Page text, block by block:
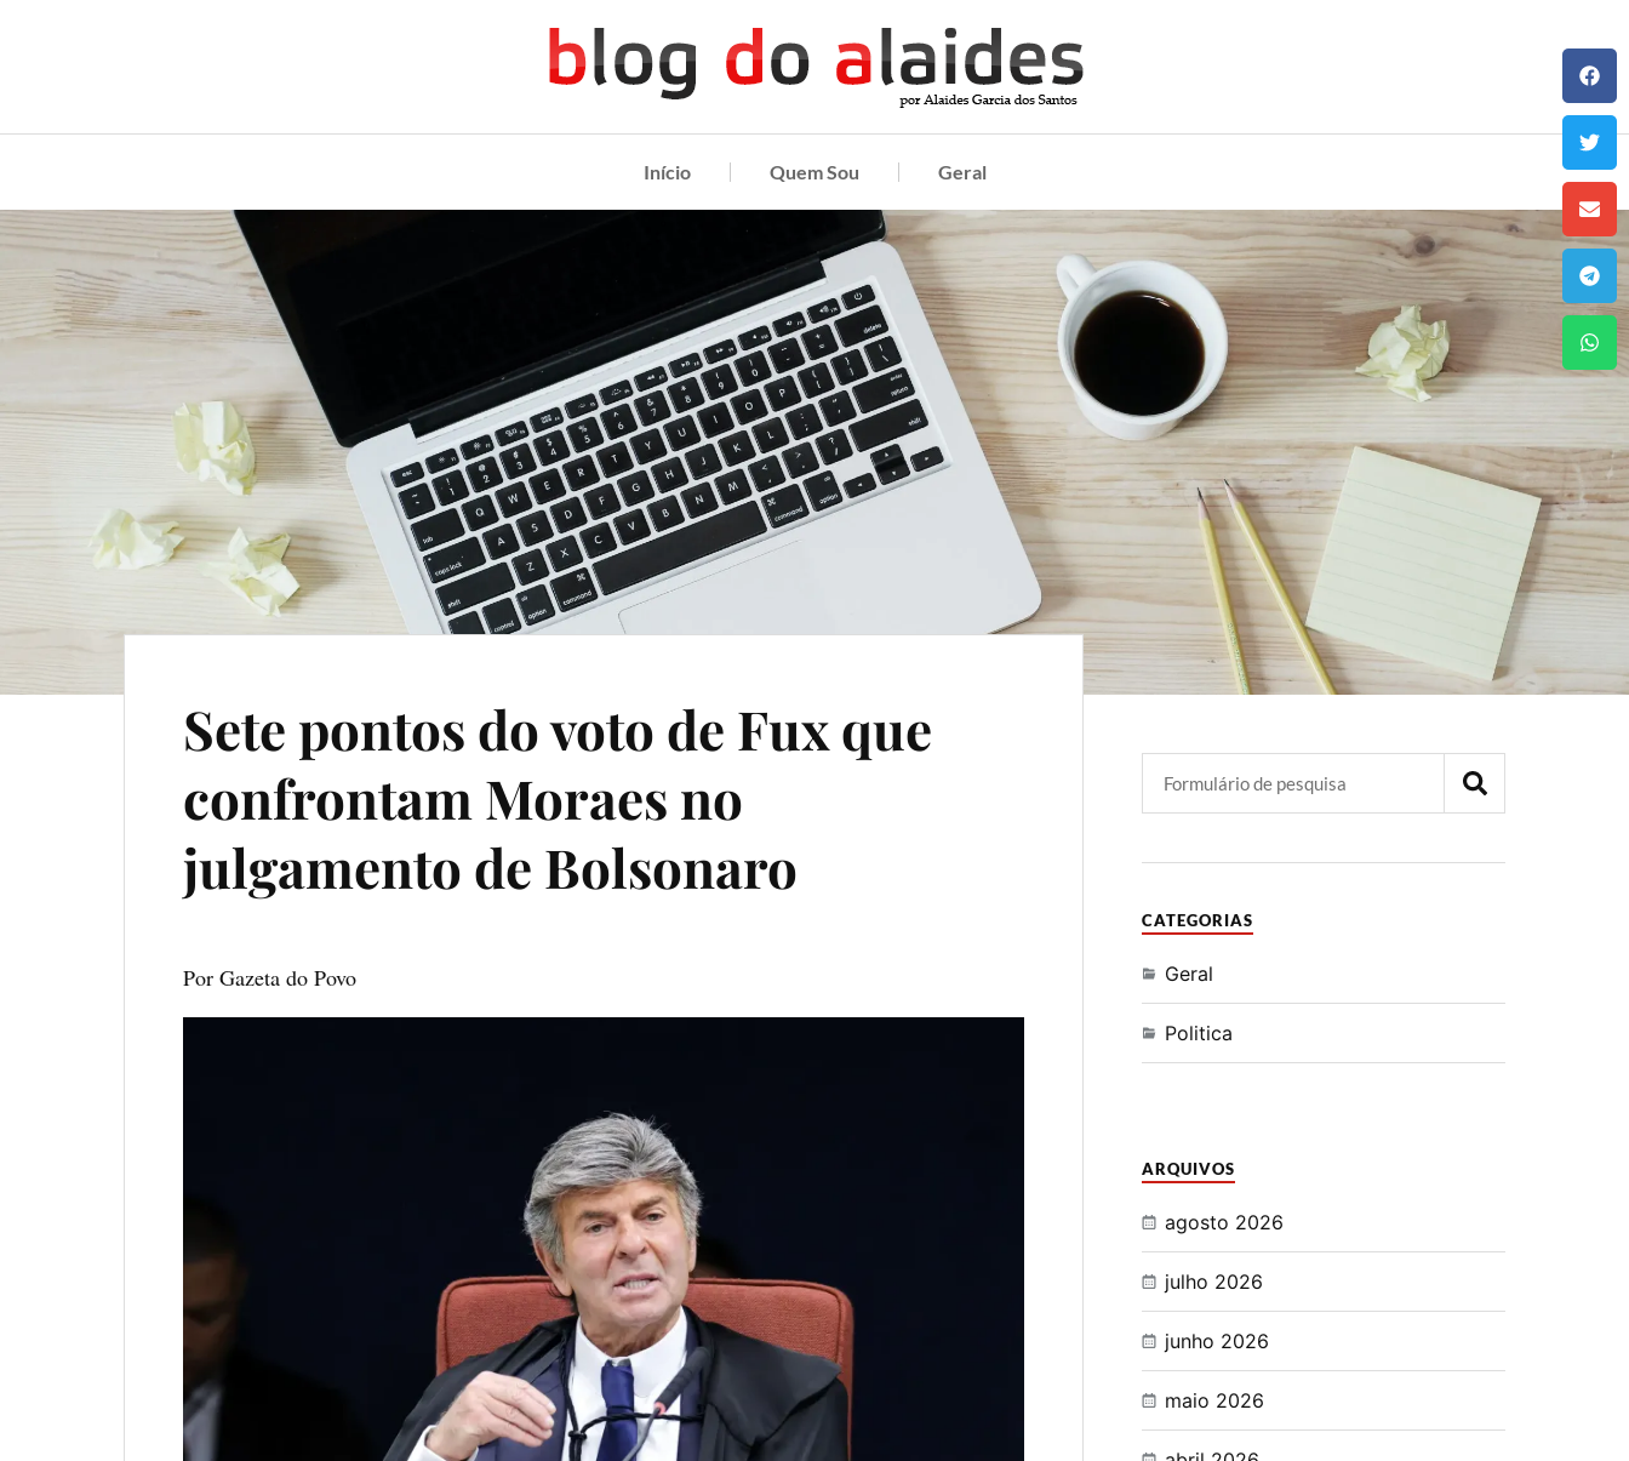
Início Quem Sou Geral
Sete pontos do voto de Fux que
confrontam Moraes no
julgamento de Bolsonaro
Por Gazeta do Povo
CATEGORIAS
Geral
Politica
ARQUIVOS
agosto 2026
julho 2026
junho 2026
maio 2026